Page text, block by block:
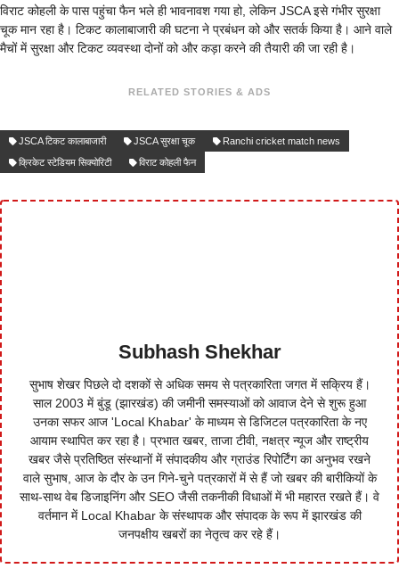
विराट कोहली के पास पहुंचा फैन भले ही भावनावश गया हो, लेकिन JSCA इसे गंभीर सुरक्षा
चूक मान रहा है। टिकट कालाबाजारी की घटना ने प्रबंधन को और सतर्क किया है। आने वाले
मैचों में सुरक्षा और टिकट व्यवस्था दोनों को और कड़ा करने की तैयारी की जा रही है।
RELATED STORIES & ADS
JSCA टिकट कालाबाजारी JSCA सुरक्षा चूक
Ranchi cricket match news
क्रिकेट स्टेडियम सिक्योरिटी
विराट कोहली फैन
Subhash Shekhar
सुभाष शेखर पिछले दो दशकों से अधिक समय से पत्रकारिता जगत में सक्रिय हैं।
साल 2003 में बुंडू (झारखंड) की जमीनी समस्याओं को आवाज देने से शुरू हुआ
उनका सफर आज 'Local Khabar' के माध्यम से डिजिटल पत्रकारिता के नए
आयाम स्थापित कर रहा है। प्रभात खबर, ताजा टीवी, नक्षत्र न्यूज और राष्ट्रीय
खबर जैसे प्रतिष्ठित संस्थानों में संपादकीय और ग्राउंड रिपोर्टिंग का अनुभव रखने
वाले सुभाष, आज के दौर के उन गिने-चुने पत्रकारों में से हैं जो खबर की बारीकियों के
साथ-साथ वेब डिजाइनिंग और SEO जैसी तकनीकी विधाओं में भी महारत रखते हैं। वे
वर्तमान में Local Khabar के संस्थापक और संपादक के रूप में झारखंड की
जनपक्षीय खबरों का नेतृत्व कर रहे हैं।